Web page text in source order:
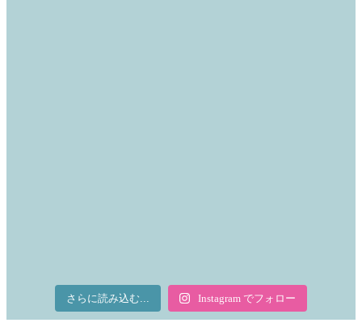
さらに読み込む... Instagram でフォロー